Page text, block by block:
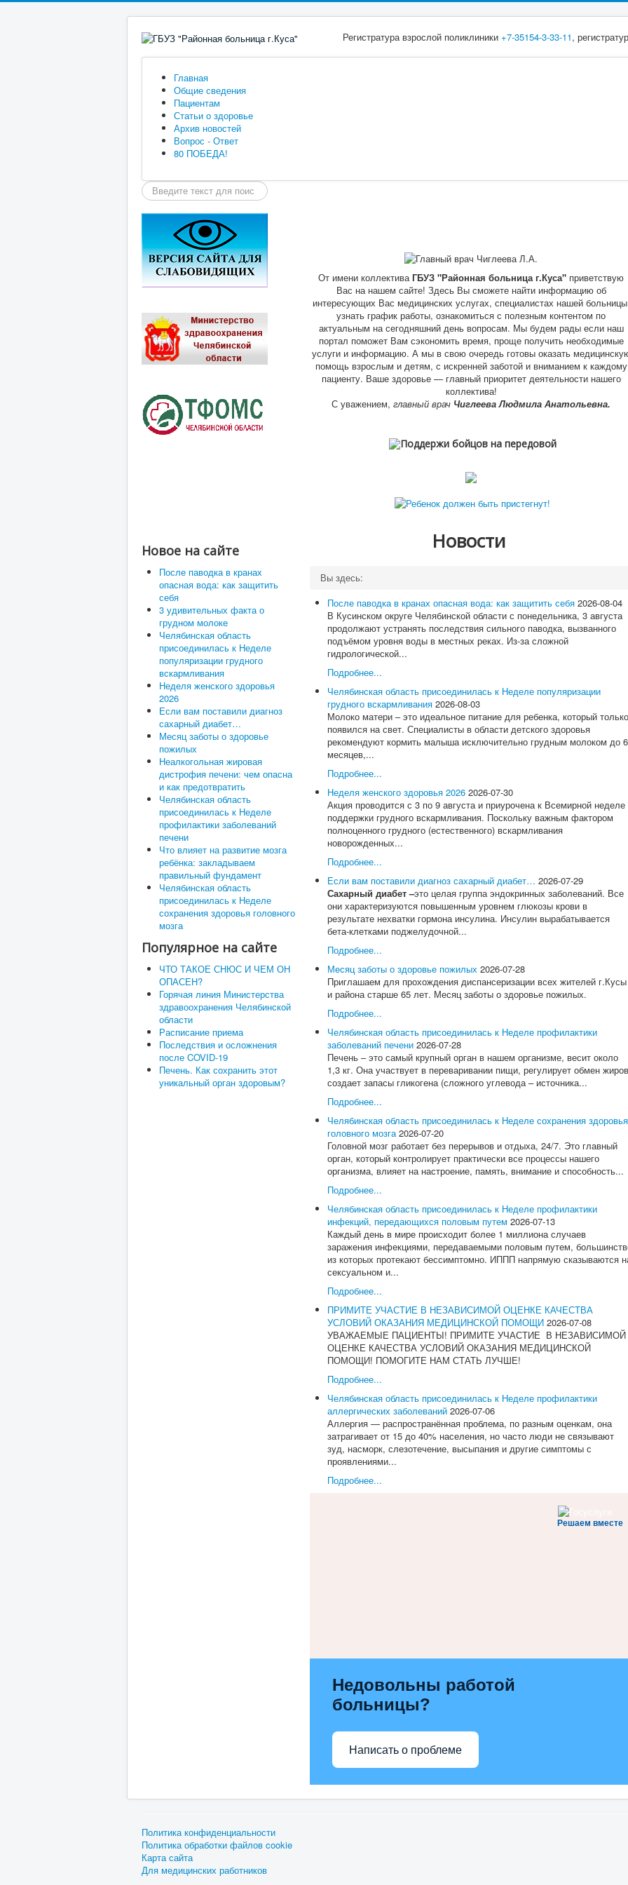
Регистратура взрослой поликлиники +7-35154-3-33-11,
Главная
Общие сведения
Пациентам
Статьи о здоровье
Архив новостей
Вопрос - Ответ
80 ПОБЕДА!
Искать...
Новое на сайте
После паводка в кранах
опасная вода: как защитить
себя
3 удивительных факта о
грудном молоке
Челябинская область
присоединилась к Неделе
популяризации грудного
вскармливания
Неделя женского здоровья
2026
Если вам поставили диагноз
сахарный диабет…
Месяц заботы о здоровье
пожилых
Неалкогольная жировая
дистрофия печени: чем опасна
и как предотвратить
Челябинская область
присоединилась к Неделе
профилактики заболеваний
печени
Что влияет на развитие мозга
ребёнка: закладываем
правильный фундамент
Челябинская область
присоединилась к Неделе
сохранения здоровья головного
мозга
Популярное на сайте
ЧТО ТАКОЕ СНЮС И ЧЕМ ОН
ОПАСЕН?
Горячая линия Министерства
здравоохранения Челябинской
области
Расписание приема
Последствия и осложнения
после COVID-19
Печень. Как сохранить этот
уникальный орган здоровым?
От имени коллектива ГБУЗ "Районная больница г.Куса" приветствую
Вас на нашем сайте! Здесь Вы сможете найти информацию об
интересующих Вас медицинских услугах, специалистах нашей
узнать график работы, ознакомиться с полезным контентом по
актуальным на сегодняшний день вопросам. Мы будем рады если наш
портал поможет Вам сэкономить время, проще получить необходимые
услуги и информацию. А мы в свою очередь готовы оказать
помощь взрослым и детям, с искренней заботой и вниманием к каждому
пациенту. Ваше здоровье — главный приоритет деятельности нашего
коллектива!
С уважением, главный врач Чиглеева Людмила Анатольевна.
Новости
Вы здесь:
После паводка в кранах опасная вода: как защитить себя 2026-08-04
В Кусинском округе Челябинской области с понедельника, 3 августа
продолжают устранять последствия сильного паводка, вызванного
подъёмом уровня воды в местных реках. Из-за сложной
гидрологической...
Подробнее...
Челябинская область присоединилась к Неделе популяризации
грудного вскармливания 2026-08-03
Молоко матери – это идеальное питание для ребенка, который только
появился на свет. Специалисты в области детского здоровья
рекомендуют кормить малыша исключительно грудным молоком до 6
месяцев,...
Подробнее...
Неделя женского здоровья 2026 2026-07-30
Акция проводится с 3 по 9 августа и приурочена к Всемирной неделе
поддержки грудного вскармливания. Поскольку важным фактором
полноценного грудного (естественного) вскармливания
новорожденных...
Подробнее...
Если вам поставили диагноз сахарный диабет… 2026-07-29
Сахарный диабет –это целая группа эндокринных заболеваний. Все
они характеризуются повышенным уровнем глюкозы крови в
результате нехватки гормона инсулина. Инсулин вырабатывается
бета-клетками поджелудочной...
Подробнее...
Месяц заботы о здоровье пожилых 2026-07-28
Приглашаем для прохождения диспансеризации всех жителей г.Кусы
и района старше 65 лет. Месяц заботы о здоровье пожилых.
Подробнее...
Челябинская область присоединилась к Неделе профилактики
заболеваний печени 2026-07-28
Печень – это самый крупный орган в нашем организме, весит около
1,3 кг. Она участвует в переваривании пищи, регулирует обмен
создает запасы гликогена (сложного углевода – источника...
Подробнее...
Челябинская область присоединилась к Неделе сохранения здоровья
головного мозга 2026-07-20
Головной мозг работает без перерывов и отдыха, 24/7. Это главный
орган, который контролирует практически все процессы нашего
организма, влияет на настроение, память, внимание и способность...
Подробнее...
Челябинская область присоединилась к Неделе профилактики
инфекций, передающихся половым путем 2026-07-13
Каждый день в мире происходит более 1 миллиона случаев
заражения инфекциями, передаваемыми половым путем,
из которых протекают бессимптомно. ИППП напрямую сказываются
сексуальном и...
Подробнее...
ПРИМИТЕ УЧАСТИЕ В НЕЗАВИСИМОЙ ОЦЕНКЕ КАЧЕСТВА
УСЛОВИЙ ОКАЗАНИЯ МЕДИЦИНСКОЙ ПОМОЩИ 2026-07-08
УВАЖАЕМЫЕ ПАЦИЕНТЫ! ПРИМИТЕ УЧАСТИЕ В НЕЗАВИСИМОЙ
ОЦЕНКЕ КАЧЕСТВА УСЛОВИЙ ОКАЗАНИЯ МЕДИЦИНСКОЙ
ПОМОЩИ! ПОМОГИТЕ НАМ СТАТЬ ЛУЧШЕ!
Подробнее...
Челябинская область присоединилась к Неделе профилактики
аллергических заболеваний 2026-07-06
Аллергия — распространённая проблема, по разным оценкам, она
затрагивает от 15 до 40% населения, но часто люди не связывают
зуд, насморк, слезотечение, высыпания и другие симптомы с
проявлениями...
Подробнее...
Решаем вместе
Недовольны работой
больницы?
Написать о проблеме
Политика конфиденциальности
Политика обработки файлов cookie
Карта сайта
Для медицинских работников